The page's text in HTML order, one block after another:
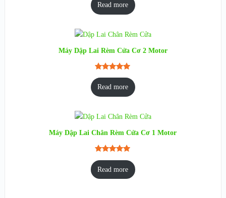
out of 5
based on
rating
Read more
Máy Dập Lai Rèm Cửa Cơ 2 Motor
Rated5.00
out of 5
based on
1
rating
Read more
Máy Dập Lai Chân Rèm Cửa Cơ 1 Motor
out of 5
based on
Read more